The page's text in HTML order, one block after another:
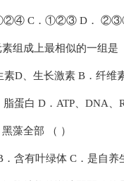
C．①②③ D．
组成上最相似的一组是
素D、生长激素 B．纤维
蛋白 D．ATP、DNA、
藻全部 （ ）
含有叶绿体 C．是自养